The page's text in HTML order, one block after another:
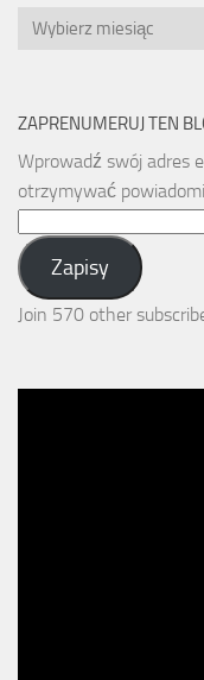
Archiwa
ZAPRENUMERUJ TEN
Wprowadź swój adres
otrzymywać
Address:
Zapisy
Join 570 other